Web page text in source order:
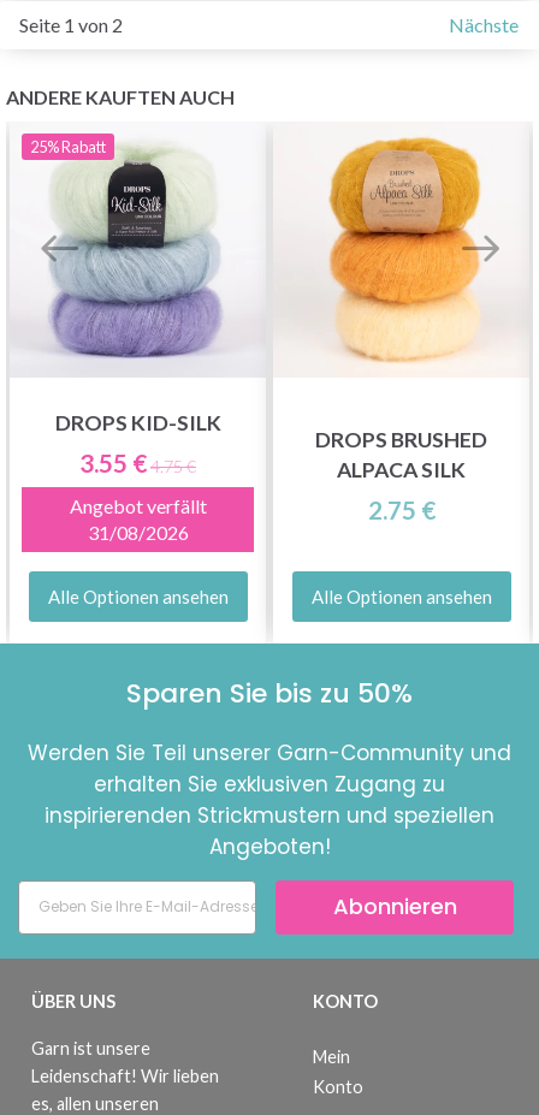
Seite 1 von 2 Nächste
ANDERE KAUFTEN AUCH
25%Rabatt
DROPS KID-SILK
3.55 €4.75 €
Angebot verfällt
31/08/2026
Alle Optionen ansehen
DROPS BRUSHED
ALPACA SILK
2.75 €
Alle Optionen ansehen
Sparen Sie bis zu 50%
Werden Sie Teil unserer Garn-Community und
erhalten Sie exklusiven Zugang zu
inspirierenden Strickmustern und speziellen
Angeboten!
Abonnieren
ÜBER UNS
Garn ist unsere
Leidenschaft! Wir lieben
es, allen unseren
KONTO
Mein
Konto